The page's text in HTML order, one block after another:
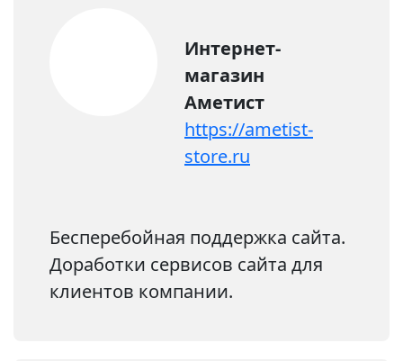
Интернет-
магазин
Аметист
https://ametist-
store.ru
Бесперебойная поддержка сайта.
Доработки сервисов сайта для
клиентов компании.